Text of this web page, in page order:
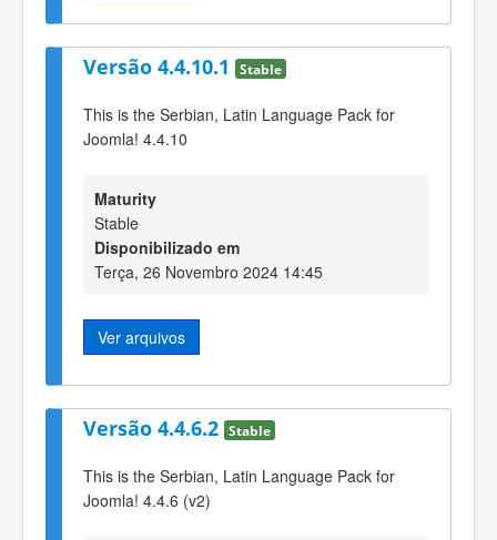
Versão 4.4.10.1 Stable
This is the Serbian, Latin Language Pack for
Joomla! 4.4.10
Maturity
Stable
Disponibilizado em
Terça, 26 Novembro 2024 14:45
Ver arquivos
Versão 4.4.6.2 Stable
This is the Serbian, Latin Language Pack for
Joomla! 4.4.6 (v2)